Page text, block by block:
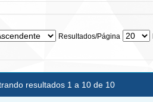
Resultados/Página
resultados 1 a 10 de 10